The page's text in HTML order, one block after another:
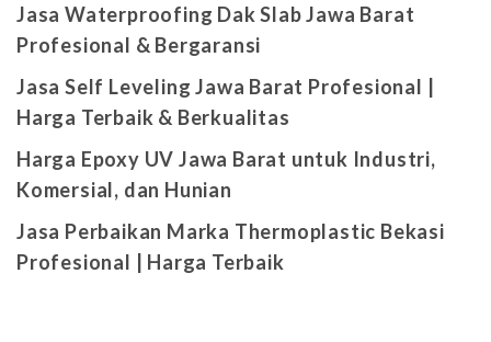
Jasa Waterproofing Dak Slab Jawa Barat
Profesional & Bergaransi
Jasa Self Leveling Jawa Barat Profesional |
Harga Terbaik & Berkualitas
Harga Epoxy UV Jawa Barat untuk Industri,
Komersial, dan Hunian
Jasa Perbaikan Marka Thermoplastic Bekasi
Profesional | Harga Terbaik